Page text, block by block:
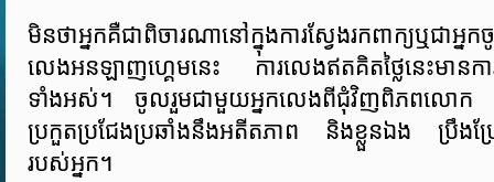
មិនថាអ្នកគឺជាពិចារណានៅក្នុងការស្វែងរកពាក្យឬជាអ្នក
លេងអនឡាញហ្គេមនេះ ការលេងឥតគិតថ្លៃនេះមានការប្
ទាំងអស់។ ចូលរួមជាមួយអ្នកលេងពីជុំវិញពិភពលោក
ប្រកួតប្រជែងប្រឆាំងនឹងអតីតភាព និងខ្លួនឯង ប្រឹងប្
របស់អ្នក។